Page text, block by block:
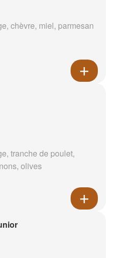
chèvre, miel, parmesan
tranche de poulet,
olives